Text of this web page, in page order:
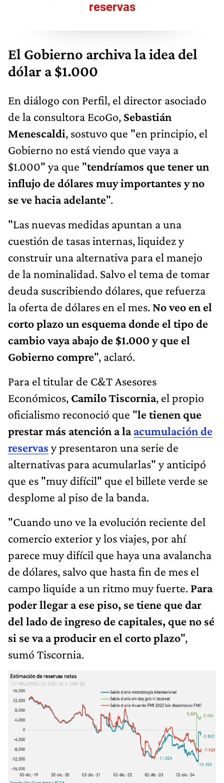
reservas
El Gobierno archiva la idea del
dólar a $1.000
En diálogo con Perfil, el director asociado
de la consultora EcoGo, Sebastián
Menescaldi, sostuvo que "en principio, el
Gobierno no está viendo que vaya a
$1.000" ya que "tendríamos que tener un
influjo de dólares muy importantes y no
se ve hacia adelante".
"Las nuevas medidas apuntan a una
cuestión de tasas internas, liquidez y
construir una alternativa para el manejo
de la nominalidad. Salvo el tema de tomar
deuda suscribiendo dólares, que refuerza
la oferta de dólares en el mes. No veo en el
corto plazo un esquema donde el tipo de
cambio vaya abajo de $1.000 y que el
Gobierno compre", aclaró.
Para el titular de C&T Asesores
Económicos, Camilo Tiscornia, el propio
oficialismo reconoció que "le tienen que
prestar más atención a laacumulación de
reservas y presentaron una serie de
alternativas para acumularlas" y anticipó
que es "muy difícil" que el billete verde se
desplome al piso de la banda.
"Cuando uno ve la evolución reciente del
comercio exterior y los viajes, por ahí
parece muy difícil que haya una avalancha
de dólares, salvo que hasta fin de mes el
campo liquide a un ritmo muy fuerte. Para
poder llegar a ese piso, se tiene que dar
del lado de ingreso de capitales, que no sé
si se va a producir en el corto plazo",
sumó Tiscornia.